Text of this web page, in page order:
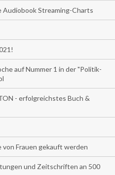
Streaming-Charts
auf Nummer 1 in der "Politik-
- erfolgreichstes Buch &
von Frauen gekauft werden
und Zeitschriften an 500